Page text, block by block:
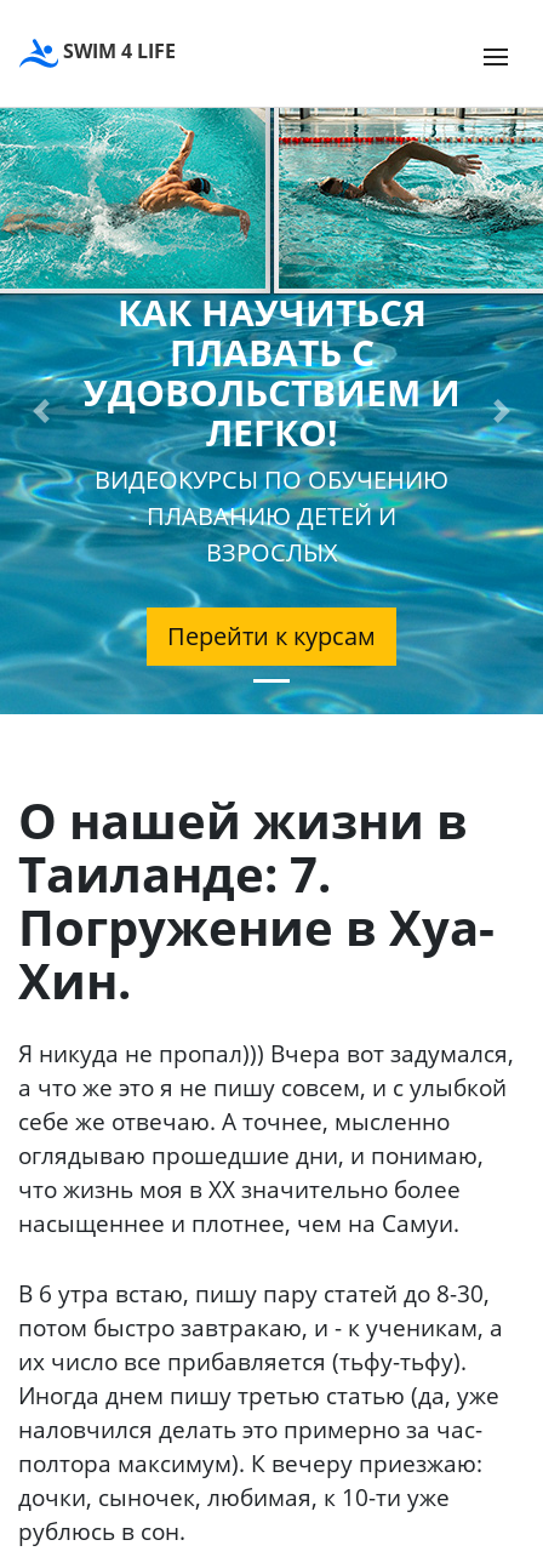
SWIM 4 LIFE
КАК НАУЧИТЬСЯ
ПЛАВАТЬ С
УДОВОЛЬСТВИЕМ И
ЛЕГКО!
ВИДЕОКУРСЫ ПО ОБУЧЕНИЮ
ПЛАВАНИЮ ДЕТЕЙ И
ВЗРОСЛЫХ
Перейти к курсам
Previous Next
О нашей жизни в
Таиланде: 7.
Погружение в Хуа-
Хин.
Я никуда не пропал))) Вчера вот задумался,
а что же это я не пишу совсем, и с улыбкой
себе же отвечаю. А точнее, мысленно
оглядываю прошедшие дни, и понимаю,
что жизнь моя в ХХ значительно более
насыщеннее и плотнее, чем на Самуи.
В 6 утра встаю, пишу пару статей до 8-30,
потом быстро завтракаю, и - к ученикам, а
их число все прибавляется (тьфу-тьфу).
Иногда днем пишу третью статью (да, уже
наловчился делать это примерно за час-
полтора максимум). К вечеру приезжаю:
дочки, сыночек, любимая, к 10-ти уже
рублюсь в сон.